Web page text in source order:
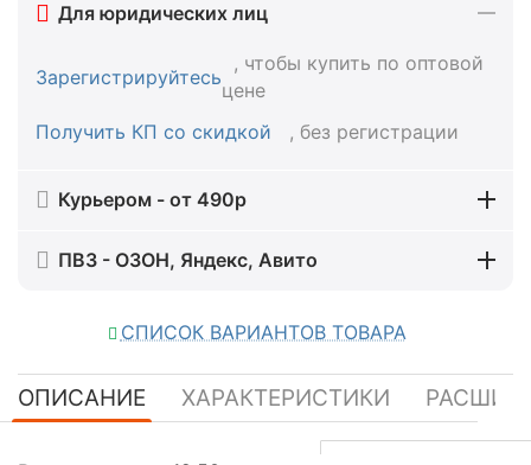
Для юридических лиц
Зарегистрируйтесь
, чтобы купить по оптовой
цене
Получить КП со скидкой
, без регистрации
Курьером - от 490р
ПВЗ - ОЗОН, Яндекс, Авито
СПИСОК ВАРИАНТОВ ТОВАРА
ОПИСАНИЕ ХАРАКТЕРИСТИКИ